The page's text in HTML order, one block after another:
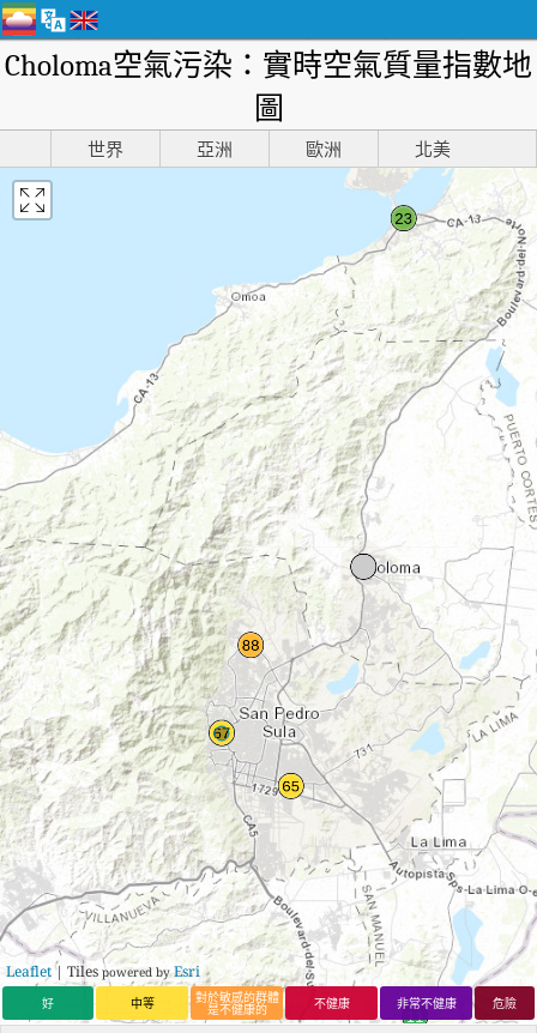
Choloma空氣污染：實時空氣質量指數地
圖
世界 亞洲 歐洲 北美
Leaflet| Tiles powered by Esri
好 中等 對於敏感的群體
是不健康的 不健康 非常不健康 危險